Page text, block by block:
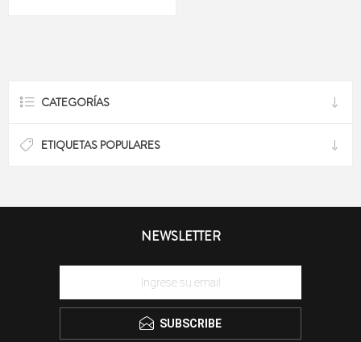
CATEGORÍAS
ETIQUETAS POPULARES
NEWSLETTER
SUBSCRIBE